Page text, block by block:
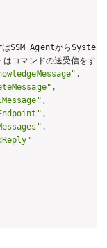
AgentからSystems
マンドの送受信をする
,
,
,
,
,